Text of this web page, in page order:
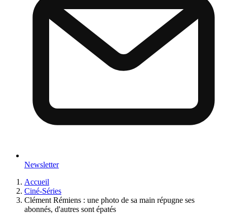
Newsletter
Accueil
Ciné-Séries
Clément Rémiens : une photo de sa main répugne ses
abonnés, d'autres sont épatés